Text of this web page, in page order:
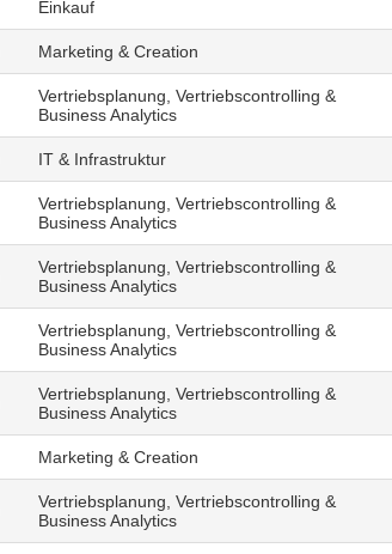
Einkauf
Marketing & Creation
Vertriebsplanung, Vertriebscontrolling &
Business Analytics
IT & Infrastruktur
Vertriebsplanung, Vertriebscontrolling &
Business Analytics
Vertriebsplanung, Vertriebscontrolling &
Business Analytics
Vertriebsplanung, Vertriebscontrolling &
Business Analytics
Vertriebsplanung, Vertriebscontrolling &
Business Analytics
Marketing & Creation
Vertriebsplanung, Vertriebscontrolling &
Business Analytics